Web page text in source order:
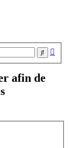
afin de